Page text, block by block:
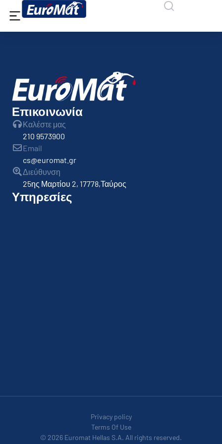
Επικοινωνία
Καλέστε μας
210 9573900
Email
cs@euromat.gr
Διεύθυνση
25ης Μαρτίου 2, 17778,Ταύρος
Υπηρεσίες
© 2026 Euromat Hellas S.A. All rights reserved.
Privacy policy
Terms Of Use